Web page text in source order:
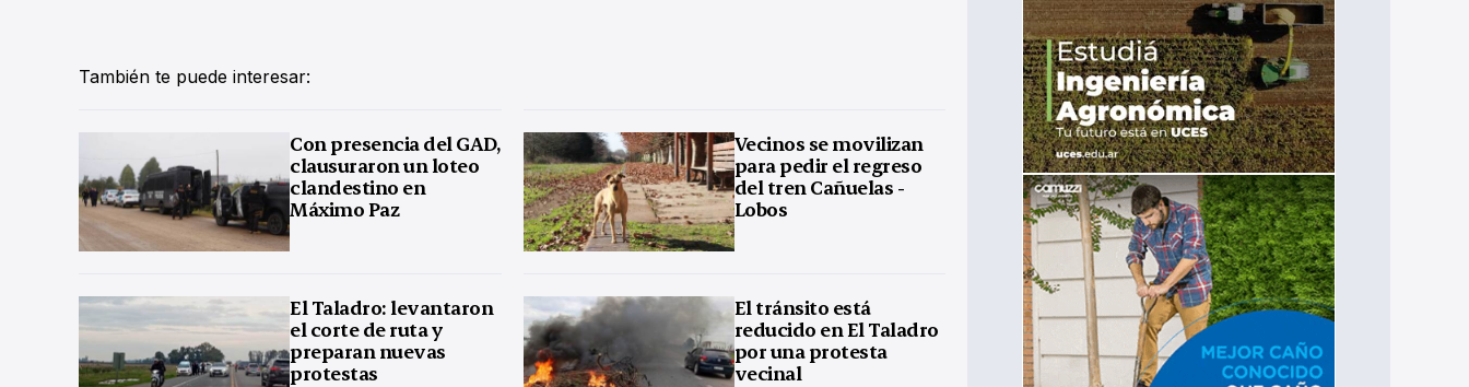
También te puede interesar:
Con presencia del GAD,
clausuraron un loteo
clandestino en
Máximo Paz
Vecinos se movilizan
para pedir el regreso
del tren Cañuelas -
Lobos
El Taladro: levantaron
el corte de ruta y
preparan nuevas
protestas
El tránsito está
reducido en El Taladro
por una protesta
vecinal